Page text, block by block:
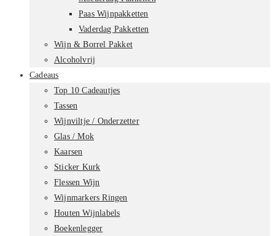
Paas Wijnpakketten
Vaderdag Pakketten
Wijn & Borrel Pakket
Alcoholvrij
Cadeaus
Top 10 Cadeautjes
Tassen
Wijnviltje / Onderzetter
Glas / Mok
Kaarsen
Sticker Kurk
Flessen Wijn
Wijnmarkers Ringen
Houten Wijnlabels
Boekenlegger